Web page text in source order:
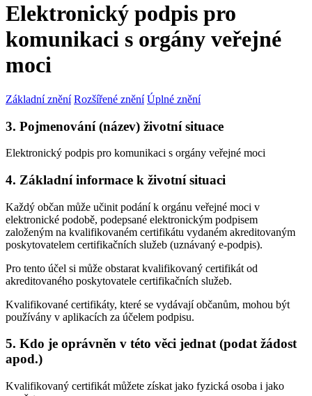
Elektronický podpis pro
komunikaci s orgány veřejné
moci
Základní znění Rozšířené znění Úplné znění
3. Pojmenování (název) životní situace
Elektronický podpis pro komunikaci s orgány veřejné moci
4. Základní informace k životní situaci
Každý občan může učinit podání k orgánu veřejné moci v
elektronické podobě, podepsané elektronickým podpisem
založeným na kvalifikovaném certifikátu vydaném akreditovaným
poskytovatelem certifikačních služeb (uznávaný e-podpis).
Pro tento účel si může obstarat kvalifikovaný certifikát od
akreditovaného poskytovatele certifikačních služeb.
Kvalifikované certifikáty, které se vydávají občanům, mohou být
používány v aplikacích za účelem podpisu.
5. Kdo je oprávněn v této věci jednat (podat žádost
apod.)
Kvalifikovaný certifikát můžete získat jako fyzická osoba i jako